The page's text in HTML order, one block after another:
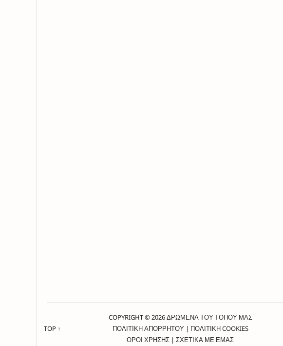
TOP ↑
COPYRIGHT © 2026 ΔΡΩΜΕΝΑ ΤΟΥ ΤΟΠΟΥ ΜΑΣ
ΠΟΛΙΤΙΚΗ ΑΠΟΡΡΗΤΟΥ| ΠΟΛΙΤΙΚΗ COOKIES
ΟΡΟΙ ΧΡΗΣΗΣ | ΣΧΕΤΙΚΑ ΜΕ ΕΜΑΣ